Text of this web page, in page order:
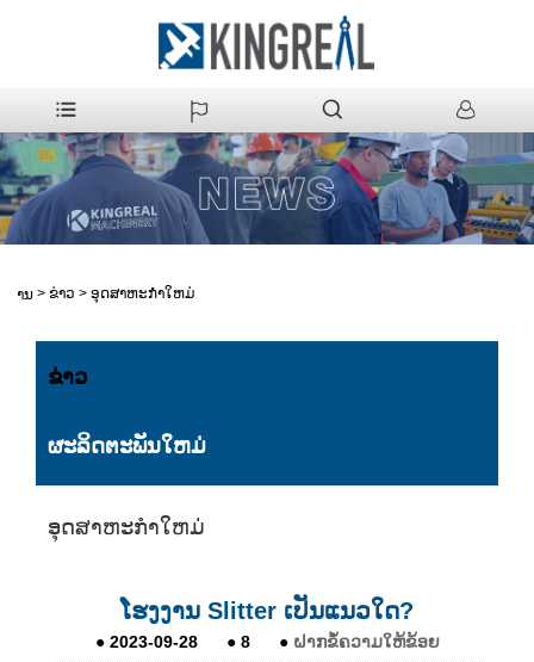
ບ້ານ > ຂ່າວ > ອຸດສາຫະກໍາໃຫມ່
ຂ່າວ
ຜະລິດຕະພັນໃຫມ່
ອຸດສາຫະກໍາໃຫມ່
ໂຮງງານ Slitter ເປັນແນວໃດ?
● 2023-09-28 ● 8 ● ຝາກຂໍ້ຄວາມໃຫ້ຂ້ອຍ